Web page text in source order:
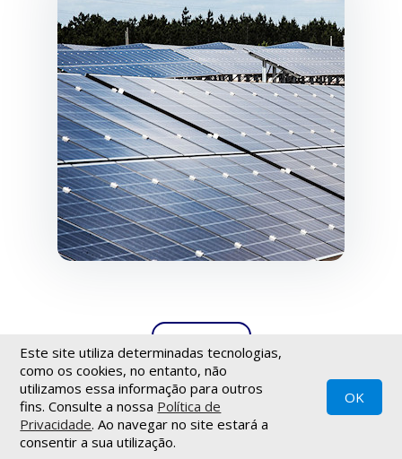
Este site utiliza determinadas tecnologias,
como os cookies, no entanto, não
utilizamos essa informação para outros
fins. Consulte a nossa Política de
Privacidade. Ao navegar no site estará a
consentir a sua utilização.
OK
Política de privacidade|Termos de utilização
© Teleflex - 2021Todos os direitos reservados
Desenvolvido pela